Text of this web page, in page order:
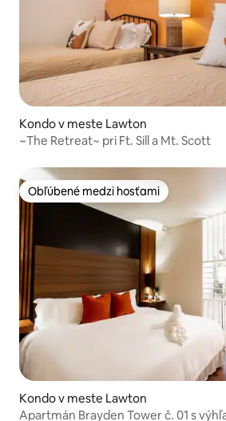
Kondo v meste Lawton
~The Retreat~ pri Ft. Sill a Mt. Scott
Obľúbené medzi hosťami
Obľúbené medzi hosťami
Kondo v meste Lawton
Apartmán Brayden Tower č. 01 s